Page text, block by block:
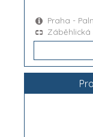
Praha -
Záběhlická